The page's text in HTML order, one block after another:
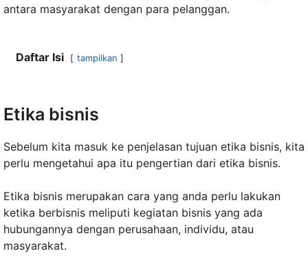
antara masyarakat dengan para pelanggan.
Daftar Isi tampilkan
Etika bisnis
Sebelum kita masuk ke penjelasan tujuan etika bisnis, kita
perlu mengetahui apa itu pengertian dari etika bisnis.
Etika bisnis merupakan cara yang anda perlu lakukan
ketika berbisnis meliputi kegiatan bisnis yang ada
hubungannya dengan perusahaan, individu, atau
masyarakat.